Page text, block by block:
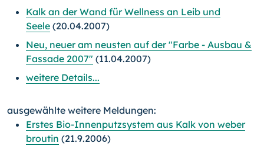
Kalk an der Wand für Wellness an Leib und
Seele (20.04.2007)
Neu, neuer am neusten auf der "Farbe - Ausbau &
Fassade 2007" (11.04.2007)
weitere Details...
ausgewählte weitere Meldungen:
Erstes Bio-Innenputzsystem aus Kalk von weber
broutin (21.9.2006)